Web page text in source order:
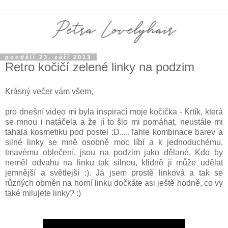
pondělí 23. září 2013
Retro kočičí zelené linky na podzim
Krásný večer vám všem,
pro dnešní video mi byla inspirací moje kočička - Krtík, která
se mnou i natáčela a že jí to šlo mi pomáhat, neustále mi
tahala kosmetiku pod postel :D.....Tahle kombinace barev a
silné linky se mně osobně moc líbí a k jednoduchému,
tmavému oblečení, jsou na podzim jako dělané. Kdo by
neměl odvahu na linku tak silnou, klidně ji může udělat
jemnější a světlejší :). Já jsem prostě linková a tak se
různých obměn na horní linku dočkáte asi ještě hodně, co vy
také milujete linky? :)